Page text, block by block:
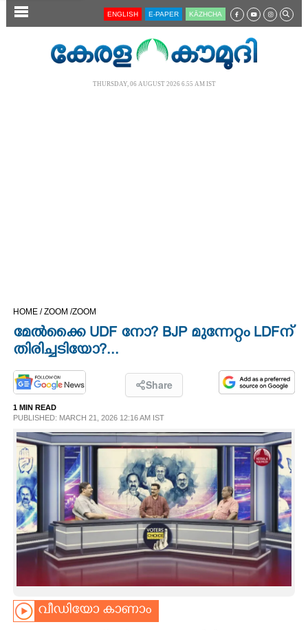
SECTIONS
OPINION
LIFESTYLE
SPIRITUAL
INFO+
ASTRO
ENGLISH E-PAPER KĀZHCHA
THURSDAY, 06 AUGUST 2026 6.55 AM IST
HOME /ZOOM /ZOOM
മേൽക്കൈ UDF നോ? BJP മുന്നേറ്റം LDFന്
തിരിച്ചടിയോ?...
Share
1 MIN READ
PUBLISHED: MARCH 21, 2026 12:16 AM IST
വീഡിയോ കാണാം